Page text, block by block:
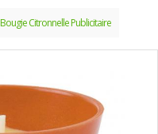
Bougie Citronnelle Publicitaire